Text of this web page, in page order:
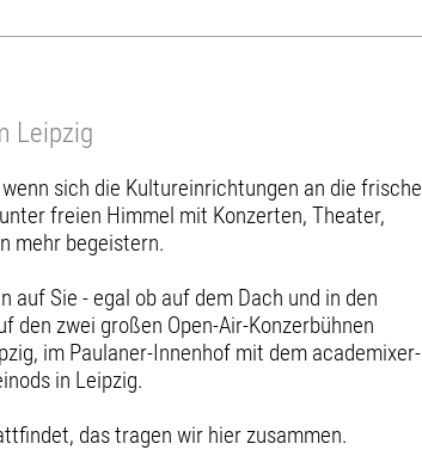
Leipzig
sich die Kultureinrichtungen an die frische
freien Himmel mit Konzerten, Theater,
mehr begeistern.
auf Sie - egal ob auf dem Dach und in den
den zwei großen Open-Air-Konzerbühnen
im Paulaner-Innenhof mit dem academixer-
in Leipzig.
das tragen wir hier zusammen.